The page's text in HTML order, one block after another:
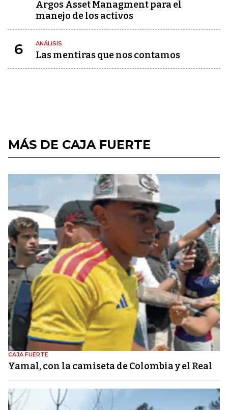
Argos Asset Managment para el
manejo de los activos
6 ANÁLISIS
Las mentiras que nos contamos
MÁS DE CAJA FUERTE
CAJA FUERTE
Yamal, con la camiseta de Colombia y el Real